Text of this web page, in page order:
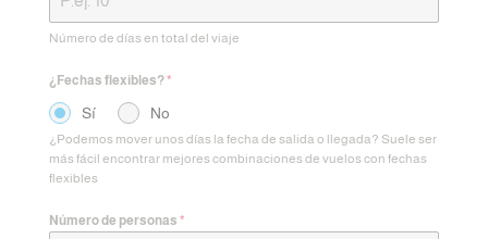
Número de días en total del viaje
¿Fechas flexibles?*
Sí No
¿Podemos mover unos días la fecha de salida o llegada? Suele ser
más fácil encontrar mejores combinaciones de vuelos con fechas
flexibles
Número de personas *